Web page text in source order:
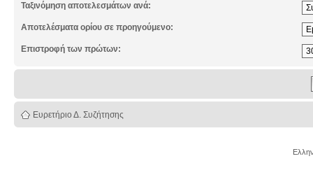
Ταξινόμηση αποτελεσμάτων ανά:
Αποτελέσματα ορίου σε προηγούμενο:
Επιστροφή των πρώτων:
Ευρετήριο Δ. Συζήτησης